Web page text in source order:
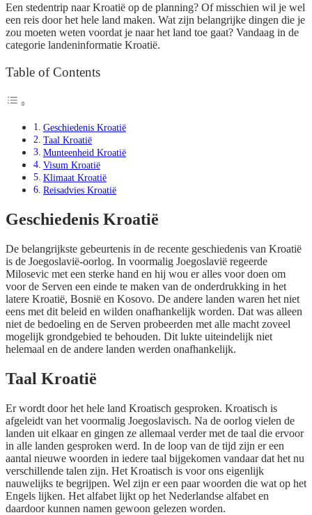
Een stedentrip naar Kroatië op de planning? Of misschien wil je wel
een reis door het hele land maken. Wat zijn belangrijke dingen die je
zou moeten weten voordat je naar het land toe gaat? Vandaag in de
categorie landeninformatie Kroatië.
Table of Contents
Geschiedenis Kroatië
Taal Kroatië
Munteenheid Kroatië
Visum Kroatië
Klimaat Kroatië
Reisadvies Kroatië
Geschiedenis Kroatië
De belangrijkste gebeurtenis in de recente geschiedenis van Kroatië
is de Joegoslavië-oorlog. In voormalig Joegoslavië regeerde
Milosevic met een sterke hand en hij wou er alles voor doen om
voor de Serven een einde te maken van de onderdrukking in het
latere Kroatië, Bosnië en Kosovo. De andere landen waren het niet
eens met dit beleid en wilden onafhankelijk worden. Dat was alleen
niet de bedoeling en de Serven probeerden met alle macht zoveel
mogelijk grondgebied te behouden. Dit lukte uiteindelijk niet
helemaal en de andere landen werden onafhankelijk.
Taal Kroatië
Er wordt door het hele land Kroatisch gesproken. Kroatisch is
afgeleidt van het voormalig Joegoslavisch. Na de oorlog vielen de
landen uit elkaar en gingen ze allemaal verder met de taal die ervoor
in alle landen gesproken werd. In de loop van de tijd zijn er een
aantal nieuwe woorden in iedere taal bijgekomen vandaar dat het nu
verschillende talen zijn. Het Kroatisch is voor ons eigenlijk
nauwelijks te begrijpen. Wel zijn er een paar woorden die wat op het
Engels lijken. Het alfabet lijkt op het Nederlandse alfabet en
daardoor kunnen namen gewoon gelezen worden.